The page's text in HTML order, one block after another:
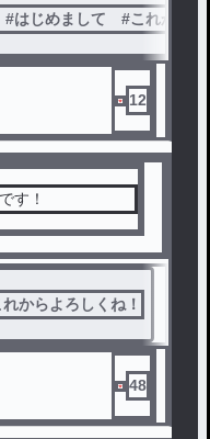
はじめまして #これからよ
12
す！
からよろしくね！
48